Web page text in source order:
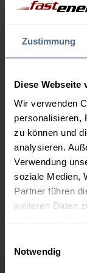
Zustimmung
Diese Webseite
Wir verwenden
personalisieren,
zu können und
analysieren.
Verwendung
soziale Medien,
Partner führen
weiteren Daten
Notwendig
Menge
2.000 Liter
3.000 Liter
Preise für Heizöl in